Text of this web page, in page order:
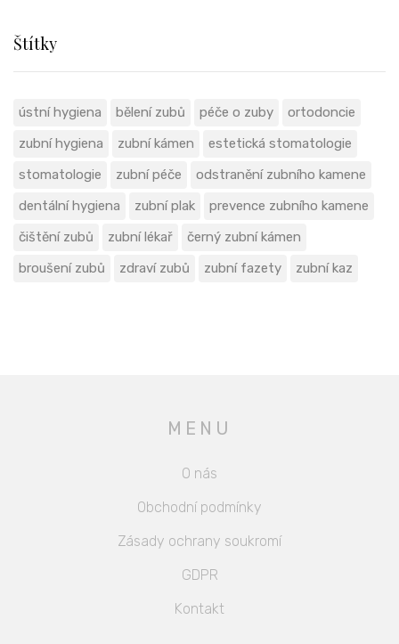
Štítky
ústní hygiena bělení zubů péče o zuby
ortodoncie
zubní hygiena
zubní kámen
estetická stomatologie
stomatologie
zubní péče
odstranění zubního kamene
dentální hygiena
zubní plak
prevence zubního kamene
čištění zubů
zubní lékař
černý zubní kámen
broušení zubů
zdraví zubů zubní fazety zubní kaz
MENU
O nás
Obchodní podmínky
Zásady ochrany soukromí
GDPR
Kontakt